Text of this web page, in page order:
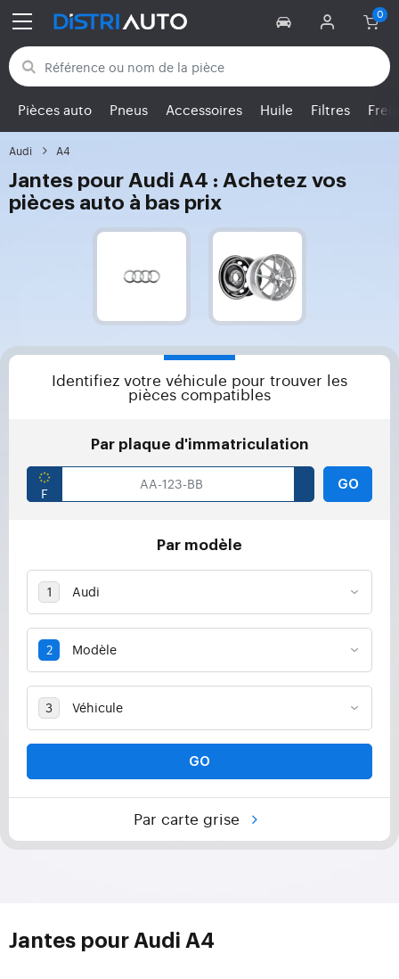
Retour aux catégories
Pièces auto Pneus Accessoires Huile Filtres
Audi A4
Jantes pour Audi A4 : Achetez vos
pièces auto à bas prix
Identifiez votre véhicule pour trouver les
pièces compatibles
Par plaque d'immatriculation
GO
Par modèle
GO
Par carte grise
Jantes pour Audi A4